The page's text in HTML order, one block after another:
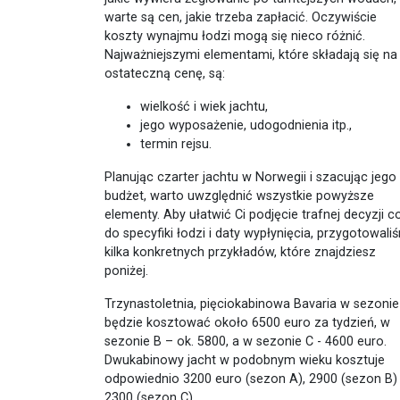
warte są cen, jakie trzeba zapłacić. Oczywiście
koszty wynajmu łodzi mogą się nieco różnić.
Najważniejszymi elementami, które składają się na
ostateczną cenę, są:
wielkość i wiek jachtu,
jego wyposażenie, udogodnienia itp.,
termin rejsu.
Planując czarter jachtu w Norwegii i szacując jego
budżet, warto uwzględnić wszystkie powyższe
elementy. Aby ułatwić Ci podjęcie trafnej decyzji
do specyfiki łodzi i daty wypłynięcia,
kilka konkretnych przykładów, które znajdziesz
poniżej.
Trzynastoletnia, pięciokabinowa Bavaria w
będzie kosztować około 6500 euro za tydzień, w
sezonie B – ok. 5800, a w sezonie C - 4600 euro.
Dwukabinowy jacht w podobnym wieku kosztuje
odpowiednio 3200 euro (sezon A), 2900 (sezon B)